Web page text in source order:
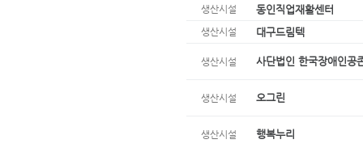
생산시설 동인직업재활센터
생산시설 대구드림텍
생산시설 사단법인 한국장애인공
생산시설 오그린
생산시설 행복누리